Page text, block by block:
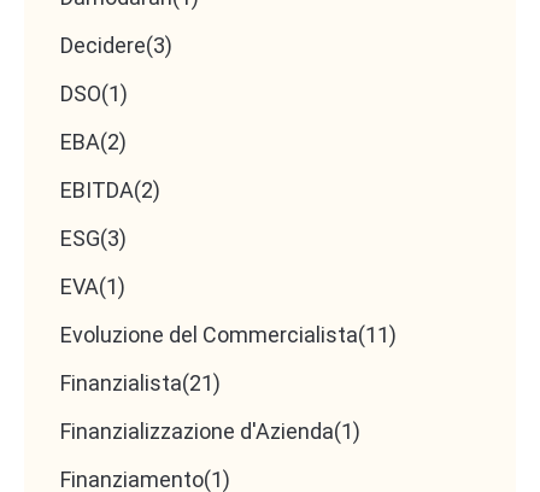
Decidere(3)
DSO(1)
EBA(2)
EBITDA(2)
ESG(3)
EVA(1)
Evoluzione del Commercialista(11)
Finanzialista(21)
Finanzializzazione d'Azienda(1)
Finanziamento(1)